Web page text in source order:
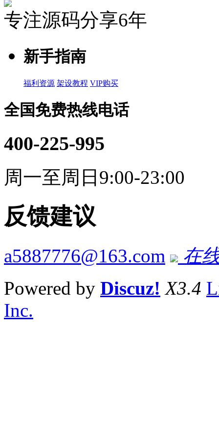
专注源码分享6年
新手指南
福利资源 架设教程 VIP购买
全国免费热线电话
400-225-995
周一至周日9:00-23:00
反馈建议
a5887776@163.com
在
Powered by Discuz! X3.4
Inc.